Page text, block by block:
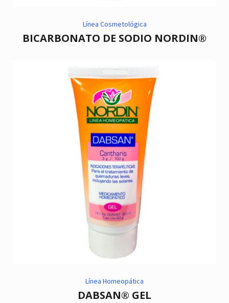
Línea Cosmetológica
BICARBONATO DE SODIO NORDIN®
Línea Homeopática
DABSAN® GEL